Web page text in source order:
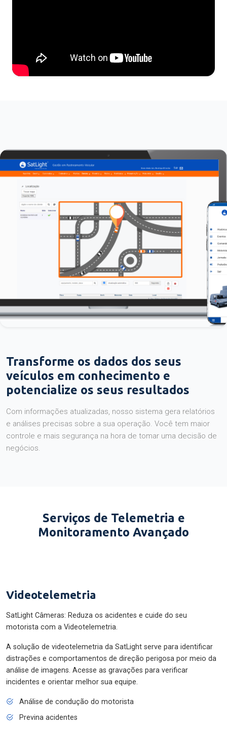
Transforme os dados dos seus
veículos em conhecimento e
potencialize os seus resultados
Com informações atualizadas, nosso sistema gera relatórios
e análises precisas sobre a sua operação. Você tem maior
controle e mais segurança na hora de tomar uma decisão de
negócios.
Serviços de Telemetria e
Monitoramento Avançado
Videotelemetria
SatLight Câmeras: Reduza os acidentes e cuide do seu
motorista com a Videotelemetria.
A solução de videotelemetria da SatLight serve para identificar
distrações e comportamentos de direção perigosa por meio da
análise de imagens. Acesse as gravações para verificar
incidentes e orientar melhor sua equipe.
Análise de condução do motorista
Previna acidentes